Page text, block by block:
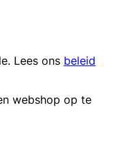
. Lees ons beleid
webshop op te